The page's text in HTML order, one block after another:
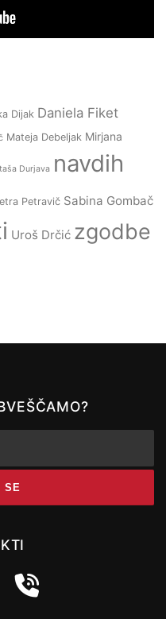
Dijak Daniela Fiket
Mateja Debeljak Mirjana
Durjava navdih
Petravič Sabina Gombač
Uroš Drčić zgodbe